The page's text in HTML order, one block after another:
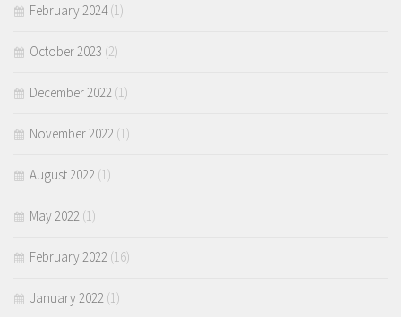
February 2024(1)
October 2023 (2)
December 2022 (1)
November 2022 (1)
August 2022 (1)
May 2022 (1)
February 2022 (16)
January 2022 (1)